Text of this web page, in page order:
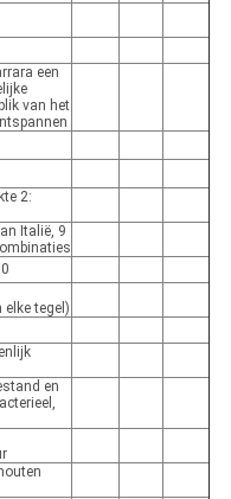
een
van het
2:
Italië, 9
elke tegel)
en